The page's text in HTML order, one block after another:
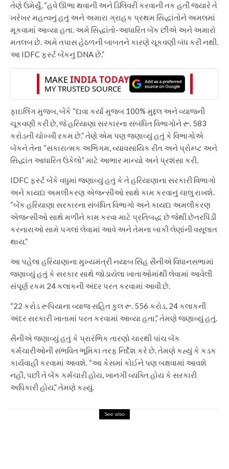
તેણે ઉમેર્યું, “હવે ઊભા થવાની અને ડિલિવરી કરવાની તક હતી જ્યારે તે
ખરેખર મહત્વનું હતું અને અમારા ગ્રાહક પ્રથમ સિદ્ધાંતોને અમલમાં
મૂકવામાં આવ્યા હતા. અમે સિદ્ધાંતો-આધારિત બેંક છીએ અને અમારો
મતલબ છે. અમે તપાસ હેઠળની બાબતને કારણે ચૂકવણી બંધ કરી નથી.
આ IDFC ફર્સ્ટ બેંકનું DNA છે.”
ફાઇલિંગ મુજબ, બેંકે “દાવા કર્યા મુજબ 100% મુદ્દલ અને વ્યાજની
ચૂકવણી કરી છે, જે હરિયાણા સરકારના સંબંધિત વિભાગોને રૂ. 583
કરોડની ચોખ્ખી રકમ છે.” તેણે એમ પણ જણાવ્યું હતું કે વિભાગોએ
બેંકને તેના “સકારાત્મક અભિગમ, વ્યાવસાયિક રીત અને પ્રોમ્પ્ટ અને
સિદ્ધાંત આધારિત ઉકેલો” માટે આભાર માન્યો અને પ્રશંસા કરી.
IDFC ફર્સ્ટ બેંકે વધુમાં જણાવ્યું હતું કે તે હરિયાણાના સરકારી વિભાગો
અને કાયદા અમલીકરણ એજન્સીઓ સાથે કામ કરવાનું ચાલુ રાખશે.
“બેંક હરિયાણા સરકારના સંબંધિત વિભાગો અને કાયદા અમલીકરણ
એજન્સીઓ સાથે મળીને કામ કરવા માટે પ્રતિબદ્ધ છે જેથી છેતરપિંડી
કરનારાઓ સામે પગલાં લેવામાં આવે અને તેમના બાકી લેણાંની વસૂલાત
થાય.”
આ પહેલા હરિયાણાના મુખ્યમંત્રી નયાબ સિંહ સૈનીએ વિધાનસભામાં
જણાવ્યું હતું કે સરકાર સાથે જોડાયેલા ખાતાઓમાંથી લેવામાં આવેલી
સંપૂર્ણ રકમ 24 કલાકની અંદર પરત કરવામાં આવી છે.
“22 કરોડ રૂપિયાના વ્યાજ સહિત કુલ રૂ. 556 કરોડ, 24 કલાકની
અંદર સરકારી ખાતામાં પરત કરવામાં આવ્યા હતા,” તેમણે જણાવ્યું હતું.
સૈનીએ જણાવ્યું હતું કે પ્રારંભિક તારણો ચારથી પાંચ બેંક
કર્મચારીઓની સંભવિત ભૂમિકા તરફ નિર્દેશ કરે છે. તેમણે કહ્યું કે કડક
કાર્યવાહી કરવામાં આવશે. “આ કેસમાં કોઈને પણ બક્ષવામાં આવશે
નહીં, પછી તે બેંક કર્મચારી હોય, ખાનગી વ્યક્તિ હોય કે સરકારી
અધિકારી હોય,” તેમણે કહ્યું.
See also